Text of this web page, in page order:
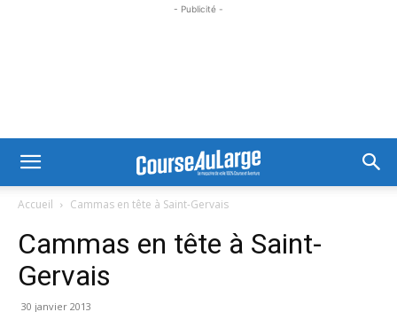
- Publicité -
Accueil Cammas en tête à Saint-Gervais
Cammas en tête à Saint-
Gervais
30 janvier 2013